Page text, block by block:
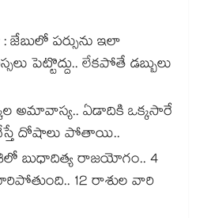
: జేబులో పర్సును ఇలా
పెట్టొద్దు.. లేకపోతే డబ్బులు
అమావాస్య.. ఏడాదికి ఒక్కసారే
దోషాలు పోతాయి..
బుధాదిత్య రాజయోగం.. 4
12 రాశుల వారి